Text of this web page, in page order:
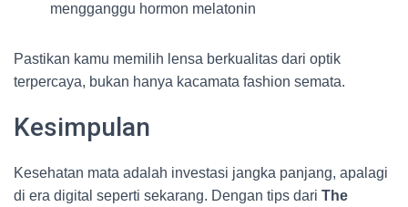
mengganggu hormon melatonin
Pastikan kamu memilih lensa berkualitas dari optik
terpercaya, bukan hanya kacamata fashion semata.
Kesimpulan
Kesehatan mata adalah investasi jangka panjang, apalagi
di era digital seperti sekarang. Dengan tips dari The